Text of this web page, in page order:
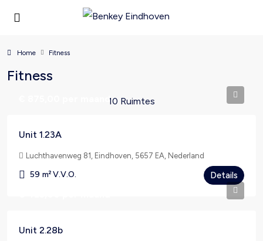
Home Fitness
Fitness
10 Ruimtes
per maand
Unit 1.23A
Luchthavenweg 81, Eindhoven, 5657 EA, Nederland
59 m² V.V.O. Details
Unit 2.28b